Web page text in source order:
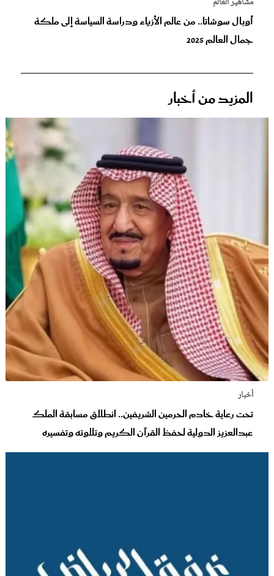
أوبال سوشاتا.. من عالم الأزياء ودراسة السياسة إلى ملكة
جمال العالم 2025
المزيد من أخبار
أخبار
تحت رعاية خادم الحرمين الشريفين.. انطلاق مسابقة الملك
عبدالعزيز الدولية لحفظ القرآن الكريم وتلاوته وتفسيره